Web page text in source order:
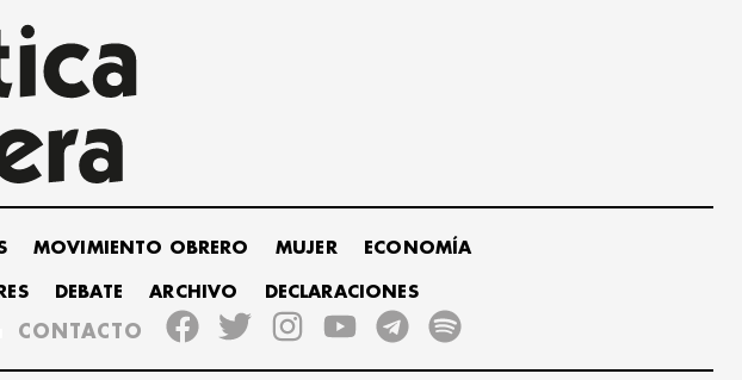
MOVIMIENTO OBRERO MUJER ECONOMÍA
DEBATE ARCHIVO DECLARACIONES
CONTACTO